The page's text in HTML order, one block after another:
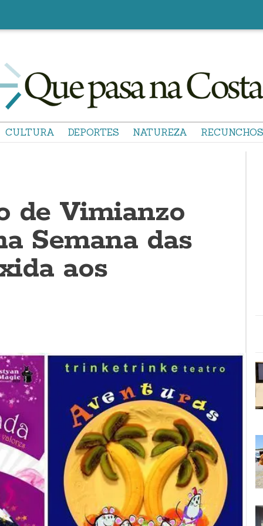
CULTURA DEPORTES NATUREZA RECUNCHOS
de Vimianzo
Semana das
aos